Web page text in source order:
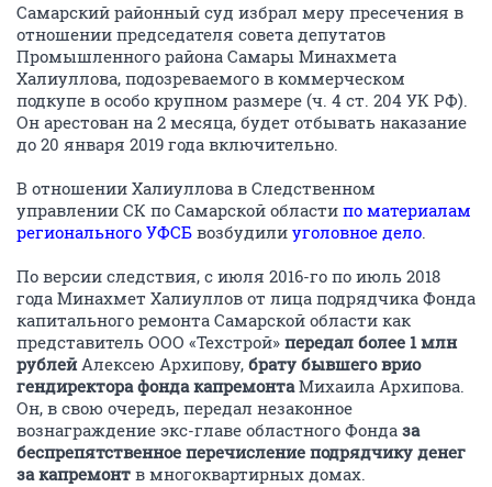
Самарский районный суд избрал меру пресечения в
отношении председателя совета депутатов
Промышленного района Самары Минахмета
Халиуллова, подозреваемого в коммерческом
подкупе в особо крупном размере (ч. 4 ст. 204 УК РФ).
Он арестован на 2 месяца, будет отбывать наказание
до 20 января 2019 года включительно.
В отношении Халиуллова в Следственном
управлении СК по Самарской области по материалам
регионального УФСБ возбудили уголовное дело.
По версии следствия, с июля 2016-го по июль 2018
года Минахмет Халиуллов от лица подрядчика Фонда
капитального ремонта Самарской области как
представитель ООО «Техстрой» передал более 1 млн
рублейАлексею Архипову, брату бывшего врио
гендиректора фонда капремонтаМихаила Архипова.
Он, в свою очередь, передал незаконное
вознаграждение экс-главе областного Фонда за
беспрепятственное перечисление подрядчику денег
за капремонт в многоквартирных домах.